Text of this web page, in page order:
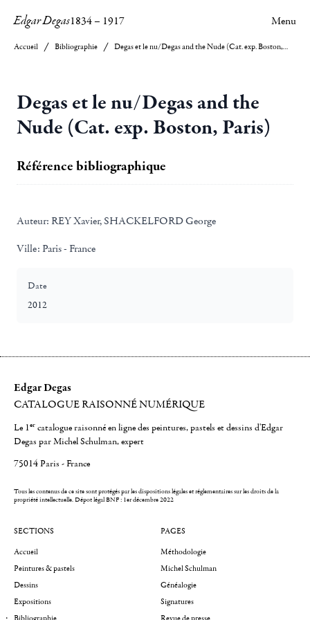
Edgar Degas1834– 1917 Menu
Accueil Bibliographie Degas et le nu/Degas and the Nude (Cat. exp. Boston, Paris)
Degas et le nu/Degas and the
Nude (Cat. exp. Boston, Paris)
Référence bibliographique
Auteur: REY Xavier, SHACKELFORD George
Ville: Paris - France
Date
2012
Edgar Degas
CATALOGUE RAISONNÉ NUMÉRIQUE
Le 1er catalogue raisonné en ligne des peintures, pastels et dessins d'Edgar
Degas par Michel Schulman, expert
75014 Paris - France
Tous les contenus de ce site sont protégés par les dispositions légales et réglementaires sur les droits de la
propriété intellectuelle.Dépot légal BNF : 1er décembre 2022
SECTIONS
Accueil
Peintures & pastels
Dessins
Expositions
PAGES
Méthodologie
Michel Schulman
Généalogie
Signatures